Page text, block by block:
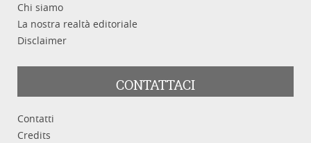
Chi siamo
La nostra realtà editoriale
Disclaimer
CONTATTACI
Contatti
Credits